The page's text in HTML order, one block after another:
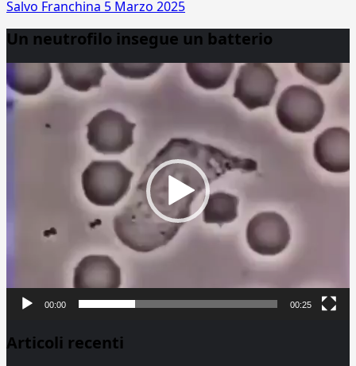
Salvo Franchina 5 Marzo 2025
Un neutrofilo insegue un batterio
Player
00:00 00:25
Articoli recenti